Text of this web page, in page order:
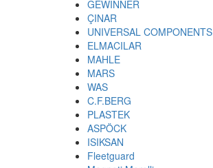
GEWINNER
ÇINAR
UNIVERSAL COMPONENTS
ELMACILAR
MAHLE
MARS
WAS
C.F.BERG
PLASTEK
ASPÖCK
ISIKSAN
Fleetguard